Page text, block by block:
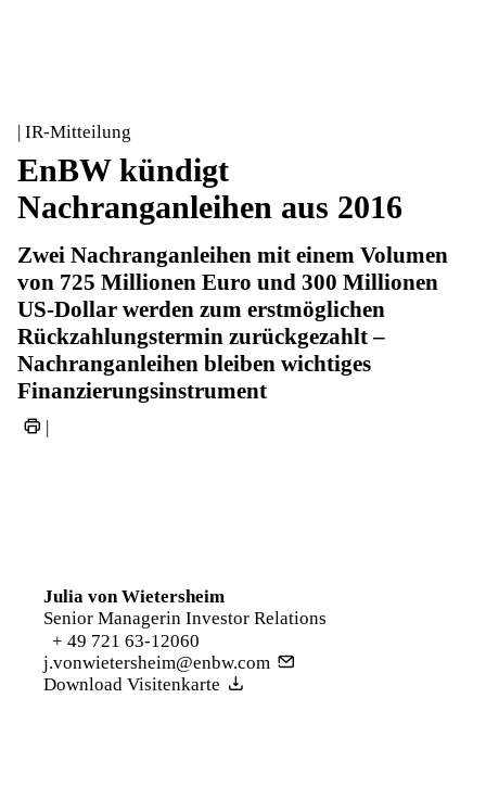
| IR-Mitteilung
EnBW kündigt
Nachranganleihen aus 2016
Zwei Nachranganleihen mit einem Volumen
von 725 Millionen Euro und 300 Millionen
US-Dollar werden zum erstmöglichen
Rückzahlungstermin zurückgezahlt –
Nachranganleihen bleiben wichtiges
Finanzierungsinstrument
|
Julia von Wietersheim
Senior Managerin Investor Relations
+ 49 721 63-12060
j.vonwietersheim@enbw.com
Download Visitenkarte